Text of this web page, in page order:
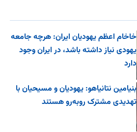
خاخام اعظم یهودیان ایران: هرچه جامعه
یهودی نیاز داشته باشد، در ایران وجود
دارد
بنیامین نتانیاهو: یهودیان و مسیحیان با
تهدیدی مشترک روبه‌رو هستند